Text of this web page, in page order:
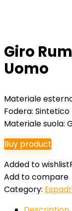
Giro
Uomo
Materiale
Fodera: Sintetico
Materiale suola:
Buy product
Added to wishlist
Add to compare
Category: